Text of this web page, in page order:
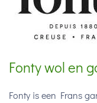
Fonty wol en
Fonty is een Frans